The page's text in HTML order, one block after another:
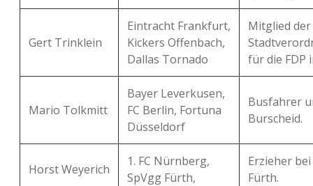
Gert Trinklein
Eintracht Frankfurt,
Kickers Offenbach,
Dallas Tornado
Mitglied der
für die FDP
Mario Tolkmitt
Bayer Leverkusen,
FC Berlin, Fortuna
Düsseldorf
Busfahrer
Burscheid.
Horst Weyerich
1. FC Nürnberg,
SpVgg Fürth,
Erzieher
Fürth.